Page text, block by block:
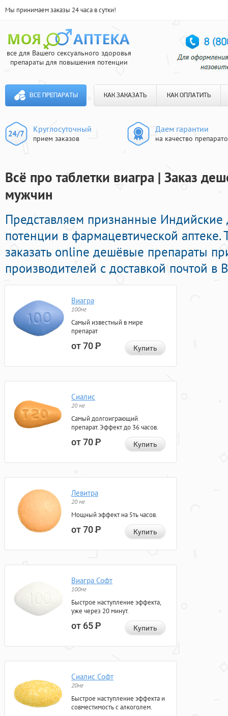
Мы принимаем заказы 24 часа в сутки!
все для Вашего сексуального здоровья
препараты для повышения потенции
ВСЕ ПРЕПАРАТЫ КАК ЗАКАЗАТЬ КАК ОПЛАТИТЬ
Круглосуточный
прием заказов
Даем гарантии
на качество
Всё про таблетки виагра | Заказ
мужчин
Представляем признанные
потенции в фармацевтической
заказать online дешёвые препараты
производителей с доставкой почтой в
Виагра
100мг
Самый известный в мире
препарат
от 70Р Купить
Сиалис
20 мг
Самый долгоиграющий
препарат. Эффект до 36 часов.
от 70Р Купить
Левитра
20 мг
Мощный эффект на 5ть часов.
от 70Р Купить
Виагра Софт
100мг
Быстрое наступление эффекта,
уже через 20 минут.
от 65Р Купить
Сиалис Софт
20мг
Быстрое наступление эффекта и
совместимость с алкоголем.